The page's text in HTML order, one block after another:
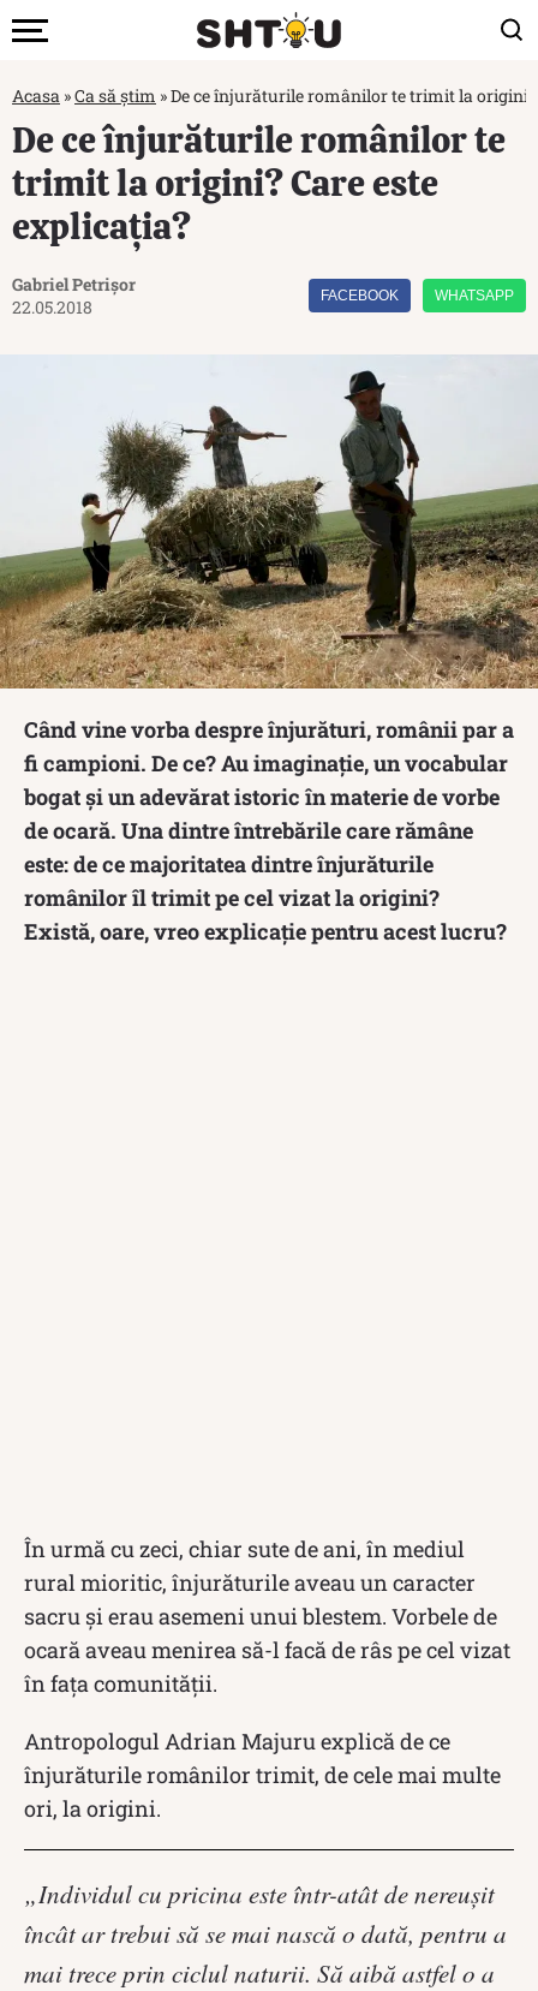
Acasa »Ca să știm »De ce înjurăturile românilor te trimit la origini?
De ce înjurăturile românilor te
trimit la origini? Care este
explicația?
Gabriel Petrișor
22.05.2018
FACEBOOK WHATSAPP
Când vine vorba despre înjurături, românii par a
fi campioni. De ce? Au imaginație, un vocabular
bogat și un adevărat istoric în materie de vorbe
de ocară. Una dintre întrebările care rămâne
este: de ce majoritatea dintre înjurăturile
românilor îl trimit pe cel vizat la origini?
Există, oare, vreo explicație pentru acest lucru?
În urmă cu zeci, chiar sute de ani, în mediul
rural mioritic, înjurăturile aveau un caracter
sacru și erau asemeni unui blestem. Vorbele de
ocară aveau menirea să-l facă de râs pe cel vizat
în fața comunității.
Antropologul Adrian Majuru explică de ce
înjurăturile românilor trimit, de cele mai multe
ori, la origini.
„Individul cu pricina este într-atât de nereuşit
încât ar trebui să se mai nască o dată, pentru a
mai trece prin ciclul naturii. Să aibă astfel o a